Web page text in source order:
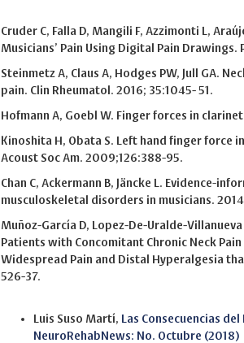
Cruder C, Falla D, Mangili F, Azzimonti L,
Musicians’ Pain Using Digital Pain Drawings.
Steinmetz A, Claus A, Hodges PW, Jull GA.
pain. Clin Rheumatol. 2016; 35:1045- 51.
Hofmann A, Goebl W. Finger forces in
Kinoshita H, Obata S. Left hand finger force
Acoust Soc Am. 2009;126:388-95.
Chan C, Ackermann B, Jäncke L. Evidence-
musculoskeletal disorders in musicians.
Muñoz-García D, Lopez-De-Uralde-
Patients with Concomitant Chronic Neck
Widespread Pain and Distal Hyperalgesia
526-37.
Luis Suso Martí, Las Consecuencias
NeuroRehabNews: No. Octubre (2018)